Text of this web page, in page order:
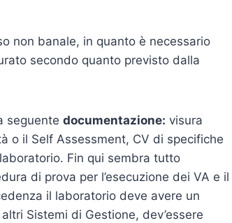
non banale, in quanto è necessario
secondo quanto previsto dalla
seguente documentazione: visura
o il Self Assessment, CV di specifiche
Fin qui sembra tutto
di prova per l’esecuzione dei VA e il
il laboratorio deve avere un
Sistemi di Gestione, dev’essere